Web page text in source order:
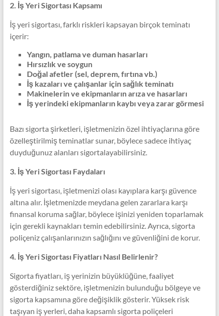
2. İş Yeri Sigortası Kapsamı
İş yeri sigortası, farklı riskleri kapsayan birçok teminatı
içerir:
Yangın, patlama ve duman hasarları
Hırsızlık ve soygun
Doğal afetler (sel, deprem, fırtına vb.)
İş kazaları ve çalışanlar için sağlık teminatı
Makinelerin ve ekipmanların arıza ve hasarları
İş yerindeki ekipmanların kaybı veya zarar görmesi
Bazı sigorta şirketleri, işletmenizin özel ihtiyaçlarına göre
özelleştirilmiş teminatlar sunar, böylece sadece ihtiyaç
duyduğunuz alanları sigortalayabilirsiniz.
3. İş Yeri Sigortası Faydaları
İş yeri sigortası, işletmenizi olası kayıplara karşı güvence
altına alır. İşletmenizde meydana gelen zararlara karşı
finansal koruma sağlar, böylece işinizi yeniden toparlamak
için gerekli kaynakları temin edebilirsiniz. Ayrıca, sigorta
poliçeniz çalışanlarınızın sağlığını ve güvenliğini de korur.
4. İş Yeri Sigortası Fiyatları Nasıl Belirlenir?
Sigorta fiyatları, iş yerinizin büyüklüğüne, faaliyet
gösterdiğiniz sektöre, işletmenizin bulunduğu bölgeye ve
sigorta kapsamına göre değişiklik gösterir. Yüksek risk
taşıyan iş yerleri, daha kapsamlı sigorta poliçeleri